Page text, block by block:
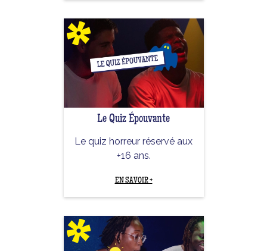
Le Quiz Épouvante
Le quiz horreur réservé aux
+16 ans.
EN SAVOIR +